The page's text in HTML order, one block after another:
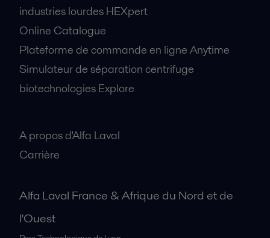
industries lourdes HEXpert
Online Catalogue
Plateforme de commande en ligne Anytime
Simulateur de séparation centrifuge
biotechnologies Explore
A propos d'Alfa Laval
Carrière
Alfa Laval France & Afrique du Nord et de
l'Ouest